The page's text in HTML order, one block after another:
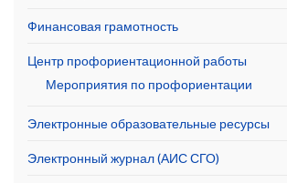
Финансовая грамотность
Центр профориентационной работы
Мероприятия по профориентации
Электронные образовательные ресурсы
Электронный журнал (АИС СГО)